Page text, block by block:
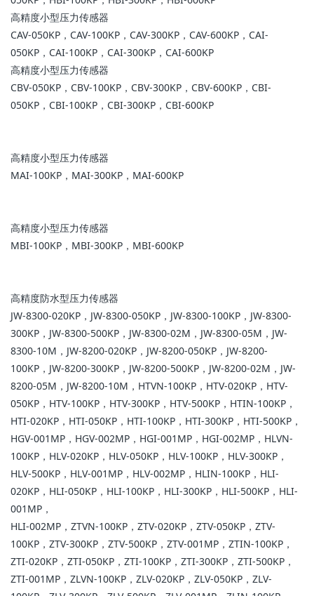
高精度小型压力传感器
CAV-050KP，CAV-100KP，CAV-300KP，CAV-600KP，CAI-
050KP，CAI-100KP，CAI-300KP，CAI-600KP
高精度小型压力传感器
CBV-050KP，CBV-100KP，CBV-300KP，CBV-600KP，CBI-
050KP，CBI-100KP，CBI-300KP，CBI-600KP
高精度小型压力传感器
MAI-100KP，MAI-300KP，MAI-600KP
高精度小型压力传感器
MBI-100KP，MBI-300KP，MBI-600KP
高精度防水型压力传感器
JW-8300-020KP，JW-8300-050KP，JW-8300-100KP，JW-8300-
300KP，JW-8300-500KP，JW-8300-02M，JW-8300-05M，JW-
8300-10M，JW-8200-020KP，JW-8200-050KP，JW-8200-
100KP，JW-8200-300KP，JW-8200-500KP，JW-8200-02M，JW-
8200-05M，JW-8200-10M，HTVN-100KP，HTV-020KP，HTV-
050KP，HTV-100KP，HTV-300KP，HTV-500KP，HTIN-100KP，
HTI-020KP，HTI-050KP，HTI-100KP，HTI-300KP，HTI-500KP，
HGV-001MP，HGV-002MP，HGI-001MP，HGI-002MP，HLVN-
100KP，HLV-020KP，HLV-050KP，HLV-100KP，HLV-300KP，
HLV-500KP，HLV-001MP，HLV-002MP，HLIN-100KP，HLI-
020KP，HLI-050KP，HLI-100KP，HLI-300KP，HLI-500KP，HLI-
001MP，
HLI-002MP，ZTVN-100KP，ZTV-020KP，ZTV-050KP，ZTV-
100KP，ZTV-300KP，ZTV-500KP，ZTV-001MP，ZTIN-100KP，
ZTI-020KP，ZTI-050KP，ZTI-100KP，ZTI-300KP，ZTI-500KP，
ZTI-001MP，ZLVN-100KP，ZLV-020KP，ZLV-050KP，ZLV-